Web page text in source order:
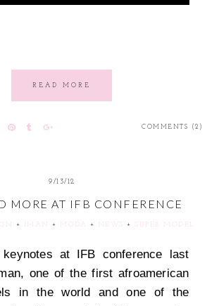
READ MORE
COMMENTS (2)
9/13/12
MORE AT IFB CONFERENCE
+ IMAN + MODA + NEWS + SUPER MODEL
at IFB conference last
one of the first afroamerican
in the world and one of the